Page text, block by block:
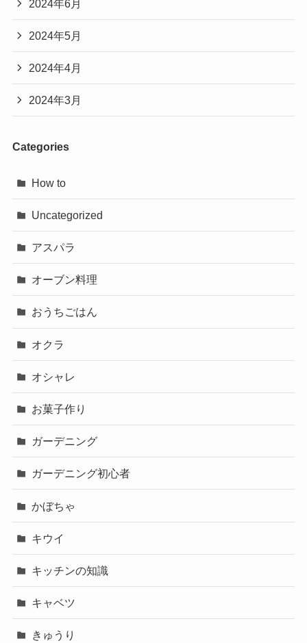
2024年6月
2024年5月
2024年4月
2024年3月
Categories
How to
Uncategorized
アスパラ
オーブン料理
おうちごはん
オクラ
オシャレ
お菓子作り
ガーデニング
ガーデニング初心者
かぼちゃ
キウイ
キッチンの知識
キャベツ
きゅうり